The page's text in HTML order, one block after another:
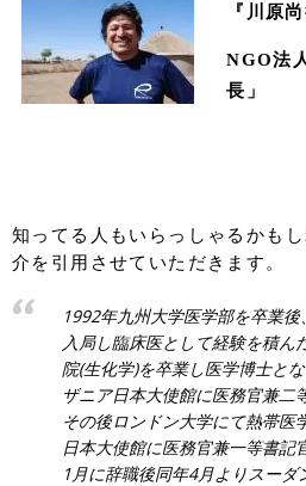
『川原
NGO法
長」
知ってる人もいらっしゃるかも
介を引用させていただきます。
1992年九州大学医学部を卒業
入局し臨床医として経験を積ん
院(生化学)を卒業し医学博士と
ザニア日本大使館に医務官兼二
その後ロンドン大学にて熱帯医
日本大使館に医務官兼一等書記
1月に辞職後同年4月よりスーダ